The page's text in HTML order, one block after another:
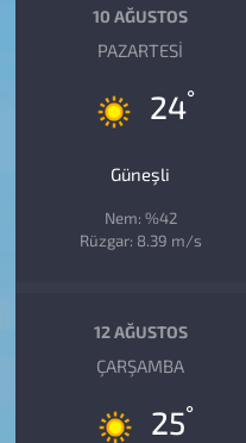
10 AĞUSTOS
PAZARTESI
24°
Güneşli
Nem: %42
Rüzgar: 8.39 m/s
12 AĞUSTOS
ÇARŞAMBA
25°